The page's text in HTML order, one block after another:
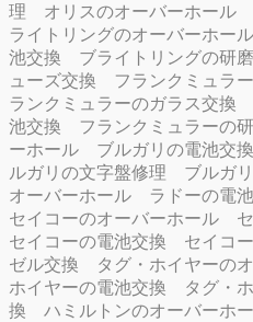
理
オリスのオーバーホール
ライトリングのオーバーホール
池交換
ブライトリングの研磨
ューズ交換
フランクミュラ
ランクミュラーのガラス交換
池交換
フランクミュラーの
ーホール
ブルガリの電池交換
ルガリの文字盤修理
ブルガ
オーバーホール
ラドーの電
セイコーのオーバーホール
セイコーの電池交換
セイコ
ゼル交換
タグ・ホイヤーの
ホイヤーの電池交換
タグ・
換
ハミルトンのオーバーホ